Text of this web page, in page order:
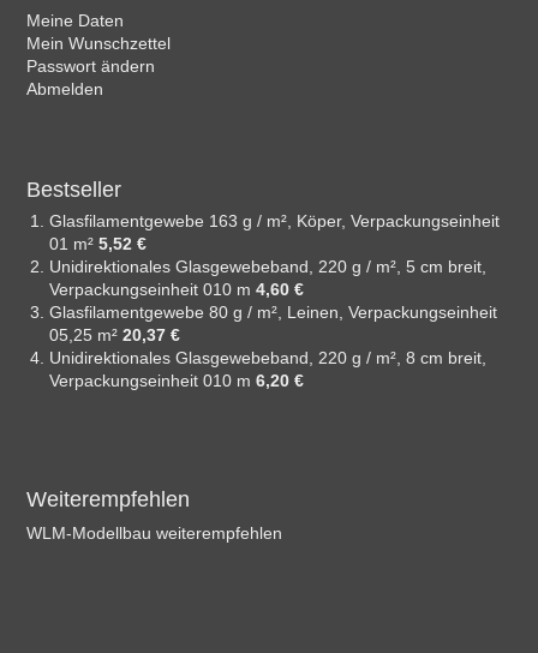
Meine Daten
Mein Wunschzettel
Passwort ändern
Abmelden
Bestseller
Glasfilamentgewebe 163 g / m², Köper, Verpackungseinheit
01 m²5,52 €
Unidirektionales Glasgewebeband, 220 g / m², 5 cm breit,
Verpackungseinheit 010 m4,60 €
Glasfilamentgewebe 80 g / m², Leinen, Verpackungseinheit
05,25 m²20,37 €
Unidirektionales Glasgewebeband, 220 g / m², 8 cm breit,
Verpackungseinheit 010 m6,20 €
Weiterempfehlen
WLM-Modellbau weiterempfehlen